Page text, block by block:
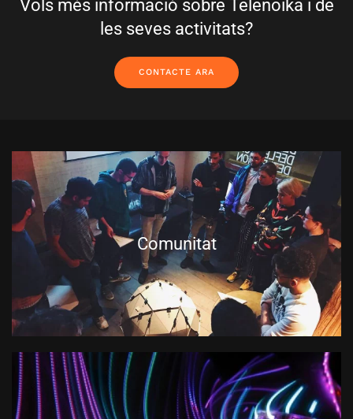
Vols més informació sobre Telenoika i de
les seves activitats?
CONTACTE ARA
Comunitat